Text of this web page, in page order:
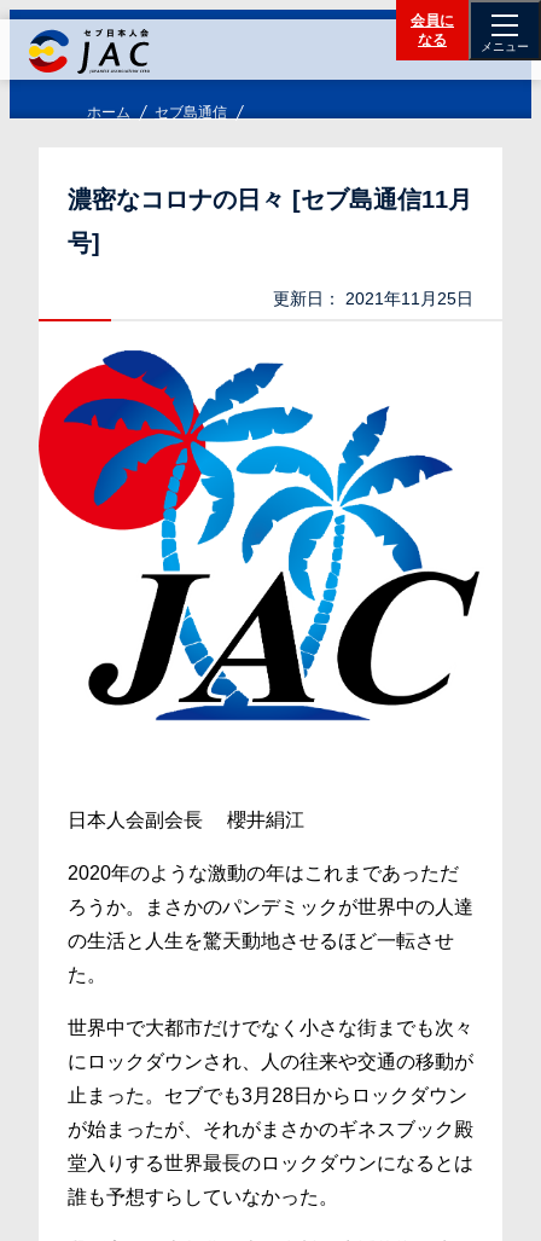
メニュー
会員に
なる
ホーム セブ島通信
濃密なコロナの日々 [セブ島通信11月
号]
更新日： 2021年11月25日
日本人会副会長 櫻井絹江
2020年のような激動の年はこれまであっただ
ろうか。まさかのパンデミックが世界中の人達
の生活と人生を驚天動地させるほど一転させ
た。
世界中で大都市だけでなく小さな街までも次々
にロックダウンされ、人の往来や交通の移動が
止まった。セブでも3月28日からロックダウン
が始まったが、それがまさかのギネスブック殿
堂入りする世界最長のロックダウンになるとは
誰も予想すらしていなかった。